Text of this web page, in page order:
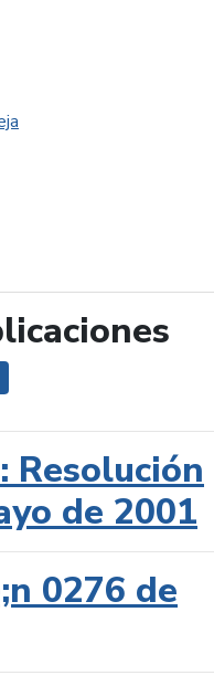
opciones de búsqueda
Resolución
de 2001
0276 de